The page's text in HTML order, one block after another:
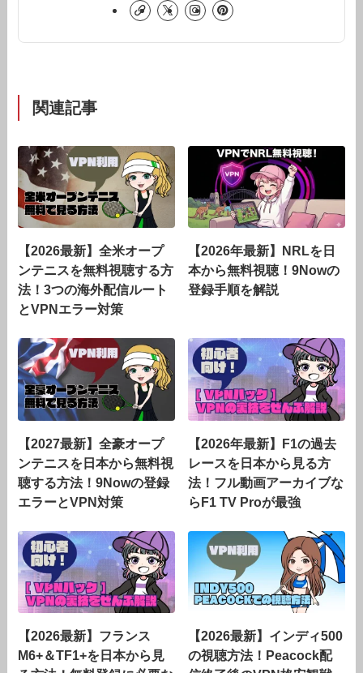
関連記事
【2026最新】全米オープ
ンテニスを無料視聴する方
法！3つの海外配信ルート
とVPNエラー対策
【2026年最新】NRLを日
本から無料視聴！9Nowの
登録手順を解説
【2027最新】全豪オープ
ンテニスを日本から無料視
聴する方法！9Nowの登録
エラーとVPN対策
【2026年最新】F1の過去
レースを日本から見る方
法！フル動画アーカイブな
らF1 TV Proが最強
【2026最新】フランス
M6+＆TF1+を日本から見
【2026最新】インディ500
の視聴方法！Peacock配